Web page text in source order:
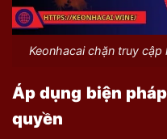
Keonhacai chặn truy
Áp dụng biện
quyền